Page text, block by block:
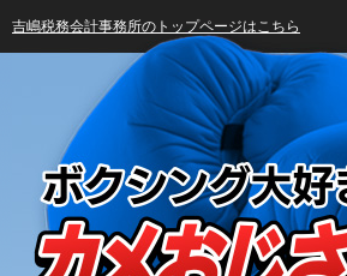
吉嶋税務会計事務所のトップページはこちら